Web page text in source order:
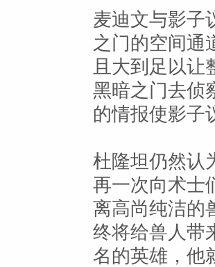
麦迪文与影子
之门的空间通
且大到足以
黑暗之门去侦
的情报使影子
杜隆坦仍然认
再一次向术士
离高尚纯洁的
终将给兽人带
名的英雄，他